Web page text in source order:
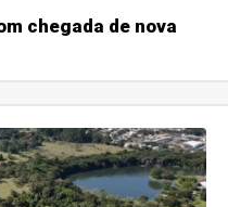
chegada de nova